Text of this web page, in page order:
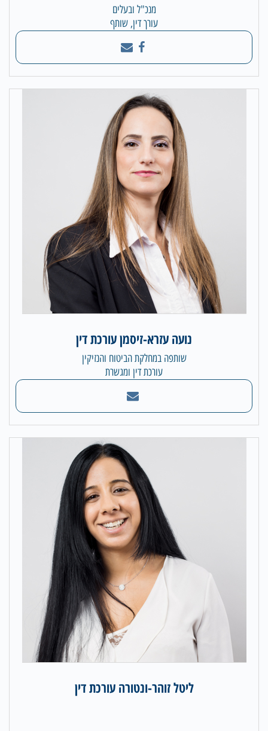
מנכ"ל ובעלים
עורך דין, שותף
נועה עזרא-זיסמן עורכת דין
שותפה במחלקת הביטוח והנזיקין
עורכת דין ומגשרת
ליטל זוהר-ונטורה עורכת דין